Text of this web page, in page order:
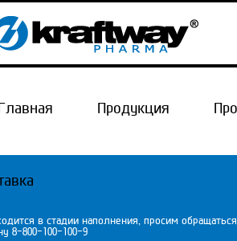
Продукция
в стадии наполнения, просим
8-800-100-100-9